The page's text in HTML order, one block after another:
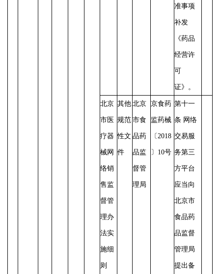
准事项
补发
《药品
经营许
可
证》。
北京
市医
疗器
械网
络销
售监
督管
理办
法实
施细
则
其他
规范
性文
件
北京
市食
品药
品监
督管
理局
京食药
监药械
〔 2018
〕10号
第十一
条 网络
交易服
务第三
方平台
应当向
北京市
食品药
品监督
管理局
提出备